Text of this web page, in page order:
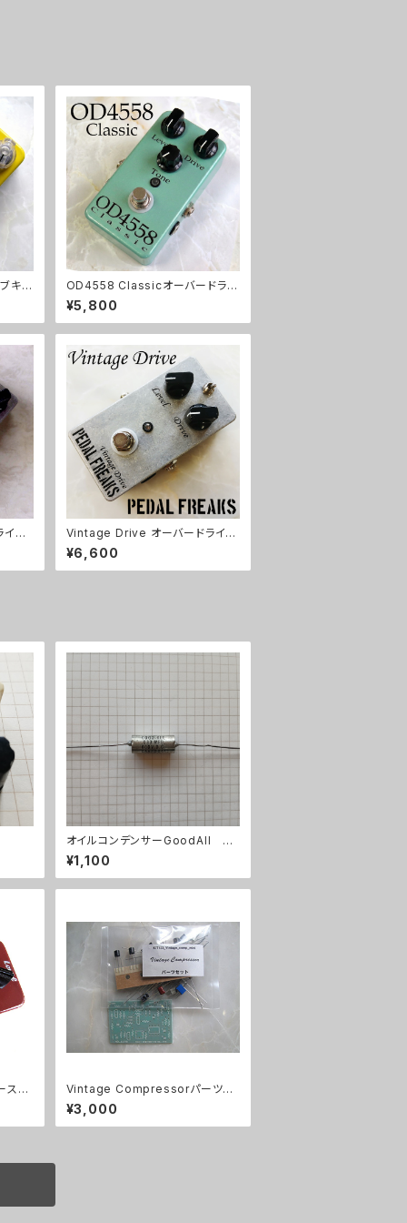
キッ
OD4558 Classicオーバードライ
ブキット【BASIC KIT】
¥5,800
ブ
Vintage Drive オーバードライブ
キット【PEDAL FREAKS】
¥6,600
オイルコンデンサーGoodAll 0.
033uF【在庫限り】
¥1,100
スタ
Vintage Compressorパーツセ
ット
¥3,000